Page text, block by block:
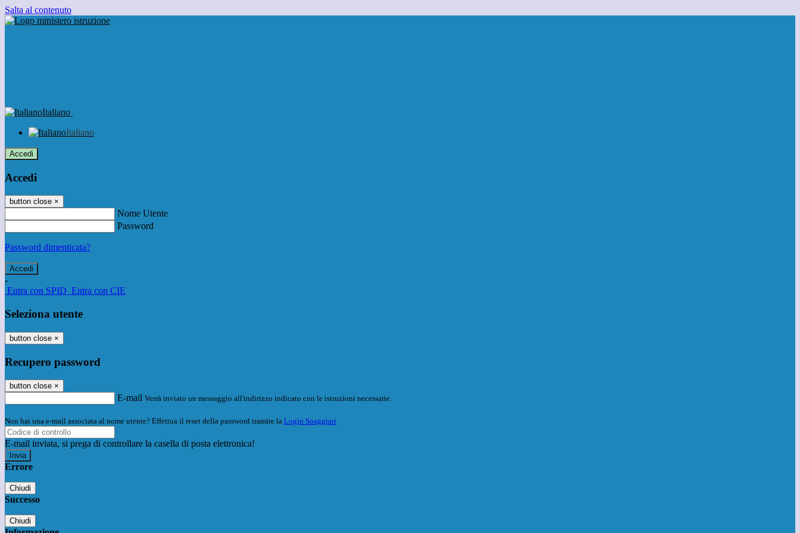
Salta al contenuto
Italiano
Italiano
Accedi
Accedi
button close ×
Nome Utente
Password
Password dimenticata?
-
Entra con SPID Entra con CIE
Seleziona utente
button close ×
Recupero password
button close ×
E-mail Verrà inviato un messaggio all'indirizzo indicato con le istruzioni necessarie.
Non hai una e-mail associata al nome utente? Effettua il reset della password tramite la Login Spaggiari
E-mail inviata, si prega di controllare la casella di posta elettronica!
Errore
Chiudi
Successo
Chiudi